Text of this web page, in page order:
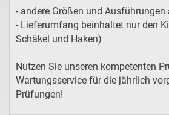
- andere Größen und
- Lieferumfang beinhaltet nur den
Schäkel und Haken)
Nutzen Sie unseren kompetenten
Wartungsservice für die jährlich
Prüfungen!